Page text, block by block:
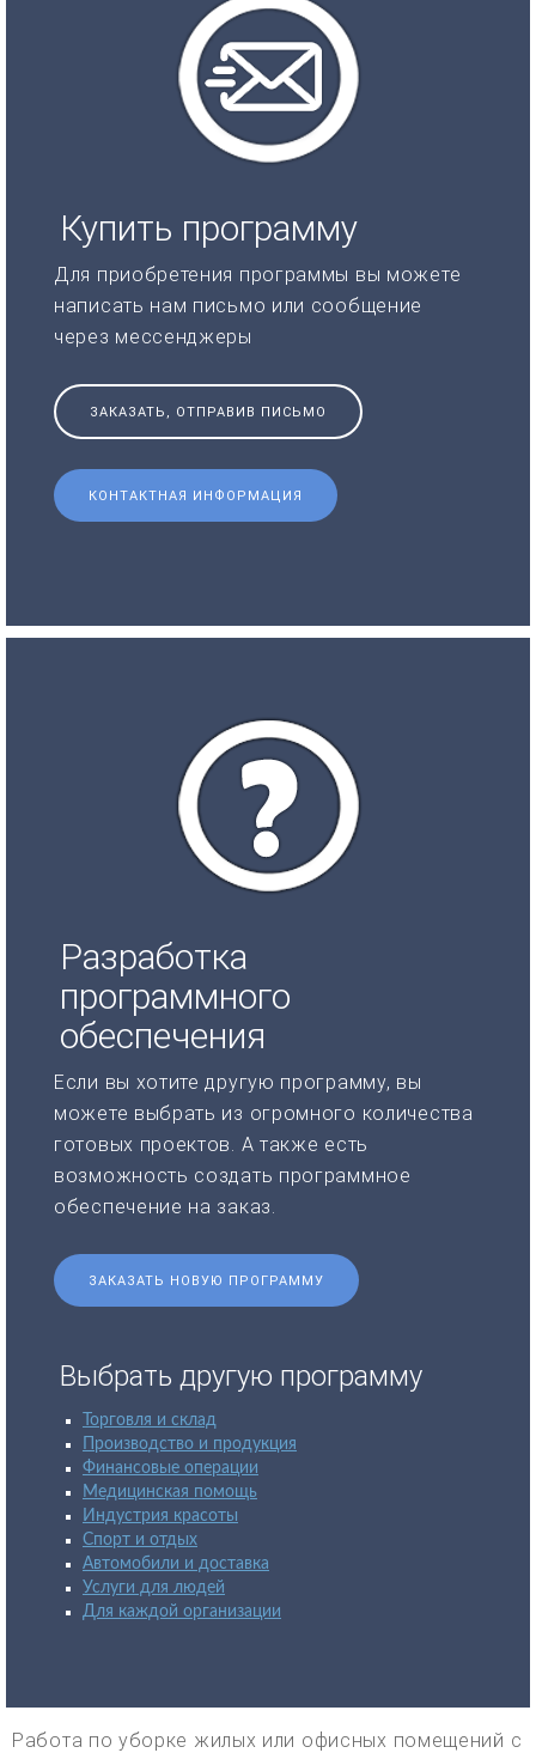
Купить программу
Для приобретения программы вы можете
написать нам письмо или сообщение
через мессенджеры
ЗАКАЗАТЬ, ОТПРАВИВ ПИСЬМО
КОНТАКТНАЯ ИНФОРМАЦИЯ
Разработка
программного
обеспечения
Если вы хотите другую программу, вы
можете выбрать из огромного количества
готовых проектов. А также есть
возможность создать программное
обеспечение на заказ.
ЗАКАЗАТЬ НОВУЮ ПРОГРАММУ
Выбрать другую программу
Торговля и склад
Производство и продукция
Финансовые операции
Медицинская помощь
Индустрия красоты
Спорт и отдых
Автомобили и доставка
Услуги для людей
Для каждой организации
Работа по уборке жилых или офисных помещений с